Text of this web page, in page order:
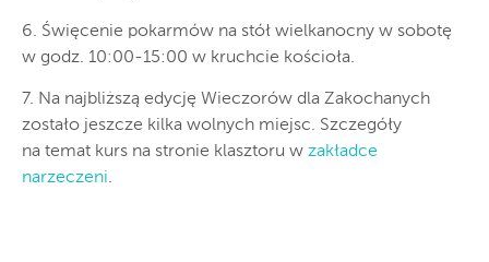
6. Święcenie pokarmów na stół wielkanocny w sobotę
w godz. 10:00-15:00 w kruchcie kościoła.
7. Na najbliższą edycję Wieczorów dla Zakochanych
zostało jeszcze kilka wolnych miejsc. Szczegóły
na temat kurs na stronie klasztoru w zakładce
narzeczeni.